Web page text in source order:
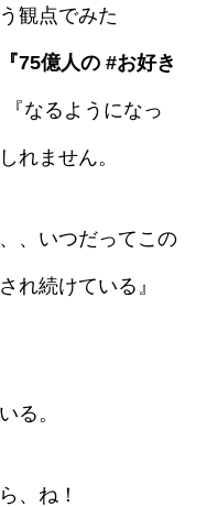
観点でみた
『75億人の #お好き
なるようになっ
れません。
、いつだってこの
れ続けている』
る。
、ね！